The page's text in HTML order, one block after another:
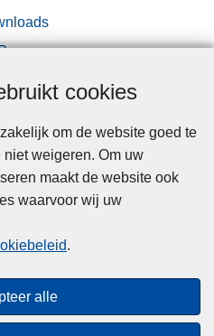
cookies
om de website goed te
weigeren. Om uw
maakt de website ook
waarvoor wij uw
.
alle